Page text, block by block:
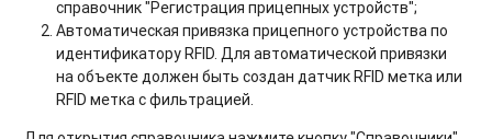
справочник "Регистрация прицепных устройств";
Автоматическая привязка прицепного устройства по
идентификатору RFID. Для автоматической привязки
на объекте должен быть создан датчик RFID метка или
RFID метка с фильтрацией.